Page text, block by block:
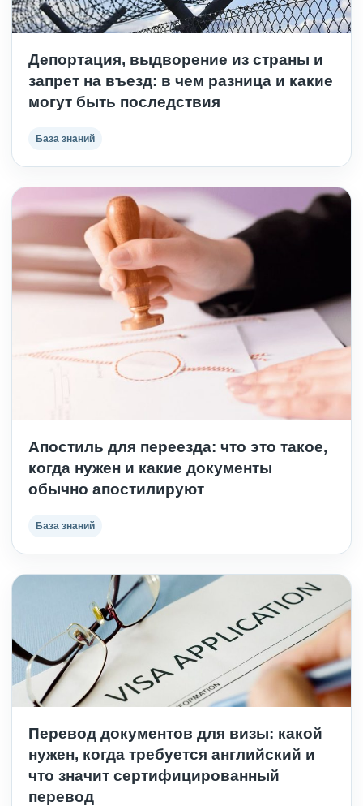
Депортация, выдворение из страны и
запрет на въезд: в чем разница и какие
могут быть последствия
База знаний
Апостиль для переезда: что это такое,
когда нужен и какие документы
обычно апостилируют
База знаний
Перевод документов для визы: какой
нужен, когда требуется английский и
что значит сертифицированный
перевод